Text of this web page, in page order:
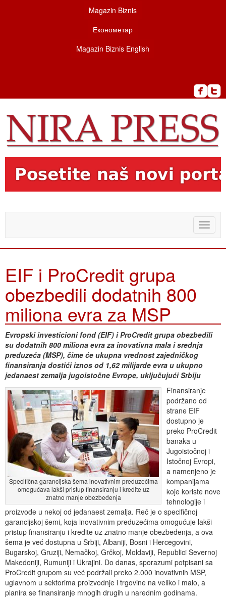
Magazin Biznis
Економетар
Magazin Biznis English
Toggle
EIF i ProCredit grupa
obezbedili dodatnih 800
miliona evra za MSP
Evropski investicioni fond (EIF) i ProCredit grupa obezbedili
su dodatnih 800 miliona evra za inovativna mala i srednja
preduzeća (MSP), čime će ukupna vrednost zajedničkog
finansiranja dostići iznos od 1,62 milijarde evra u ukupno
jedanaest zemalja jugoistočne Evrope, uključujući Srbiju
Specifična garancijska šema inovativnim preduzećima
omogućava lakši pristup finansiranju i kredite uz
znatno manje obezbeđenja
Finansiranje
podržano od
strane EIF
dostupno je
preko ProCredit
banaka u
Jugoistočnoj i
Istočnoj Evropi,
a namenjeno je
kompanijama
koje koriste nove
tehnologije i
proizvode u nekoj od jedanaest zemalja. Reč je o specifičnoj
garancijskoj šemi, koja inovativnim preduzećima omogućuje lakši
pristup finansiranju i kredite uz znatno manje obezbeđenja, a ova
šema je već dostupna u Srbiji, Albaniji, Bosni i Hercegovini,
Bugarskoj, Gruziji, Nemačkoj, Grčkoj, Moldaviji, Republici Severnoj
Makedoniji, Rumuniji i Ukrajini. Do danas, sporazumi potpisani sa
ProCredit grupom su već podržali preko 2.000 inovativnih MSP,
uglavnom u sektorima proizvodnje i trgovine na veliko i malo, a
planira se finansiranje mnogih drugih u narednim godinama.